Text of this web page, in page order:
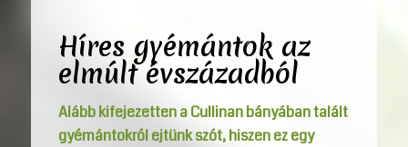
Híres gyémántok az
elmúlt évszázadból
Alább kifejezetten a Cullinan bányában talált
gyémántokról ejtünk szót, hiszen ez egy